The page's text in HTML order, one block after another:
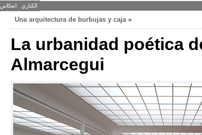
انعكاس الكناري
«
Una arquitectura de burbujas y caja
La urbanidad poética
Almarcegui